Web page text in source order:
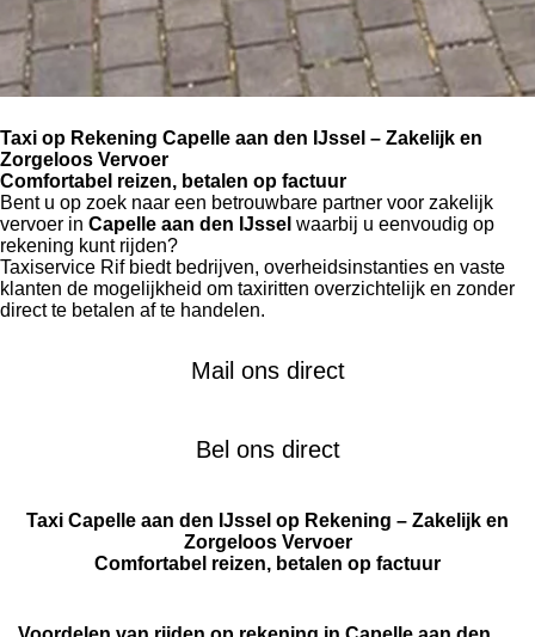
Taxi op Rekening Capelle aan den IJssel – Zakelijk en
Zorgeloos Vervoer
Comfortabel reizen, betalen op factuur
Bent u op zoek naar een betrouwbare partner voor zakelijk
vervoer in Capelle aan den IJssel waarbij u eenvoudig op
rekening kunt rijden?
Taxiservice Rif biedt bedrijven, overheidsinstanties en vaste
klanten de mogelijkheid om taxiritten overzichtelijk en zonder
direct te betalen af te handelen.
Mail ons direct
Bel ons direct
Taxi Capelle aan den IJssel op Rekening – Zakelijk en
Zorgeloos Vervoer
Comfortabel reizen, betalen op factuur